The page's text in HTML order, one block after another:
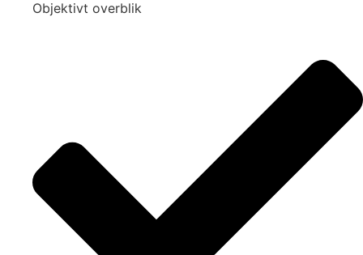
Objektivt overblik